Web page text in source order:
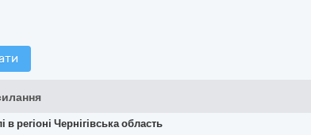
в регіоні Чернігівська область